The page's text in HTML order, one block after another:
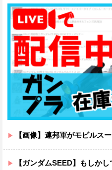
【画像】連邦軍がモビルスーツを開発で
【ガンダムSEED】もしかしてアスランって言葉